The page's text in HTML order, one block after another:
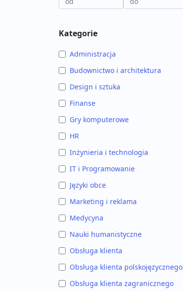
Kategorie
Administracja
Budownictwo i architektura
Design i sztuka
Finanse
Gry komputerowe
HR
Inżynieria i technologia
IT i Programowanie
Języki obce
Marketing i reklama
Medycyna
Nauki humanistyczne
Obsługa klienta
Obsługa klienta polskojęzycznego
Obsługa klienta zagranicznego